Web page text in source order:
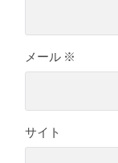
メール ※
サイト